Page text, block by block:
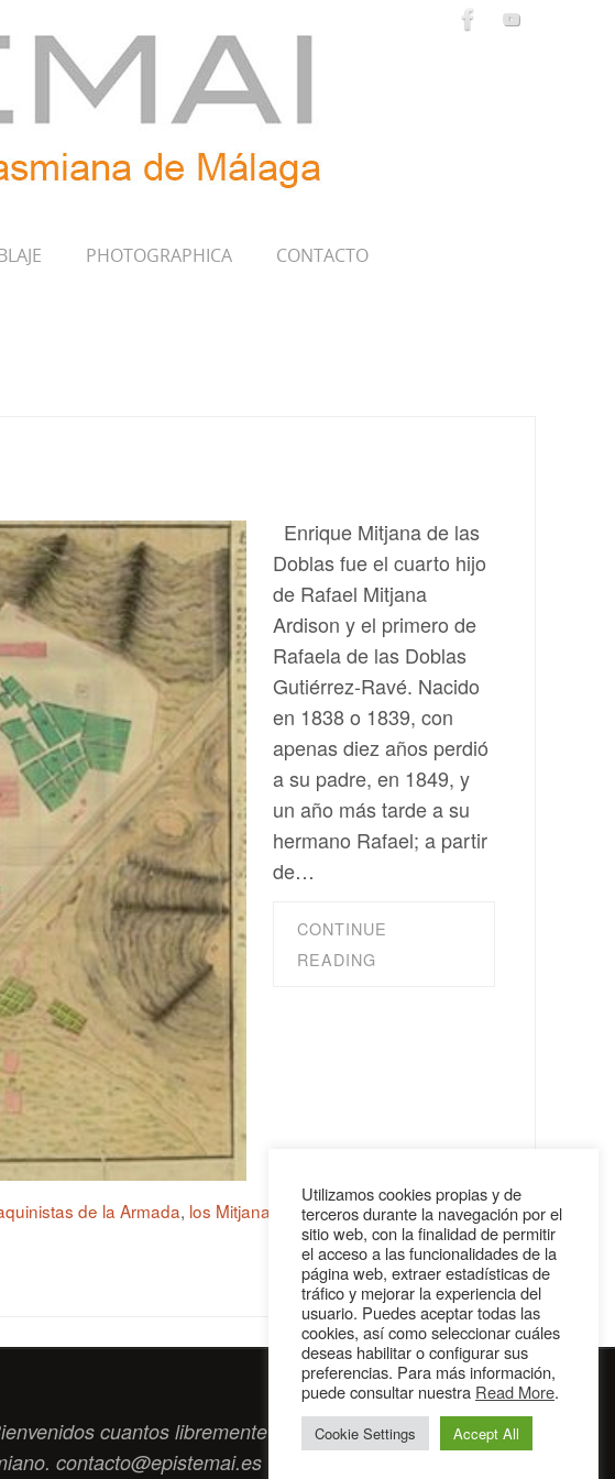
PHOTOGRAPHICA CONTACTO
Enrique Mitjana de las
Doblas fue el cuarto hijo
de Rafael Mitjana
Ardison y el primero de
Rafaela de las Doblas
Gutiérrez-Ravé. Nacido
en 1838 o 1839, con
apenas diez años perdió
a su padre, en 1849, y
un año más tarde a su
hermano Rafael; a partir
de…
CONTINUE
READING
de la Armada, los Mitjana y Málaga,Rafael Mitjana
cuantos libremente tengan algo que intercambiar
contacto@epistemai.es
Utilizamos cookies propias y de
terceros durante la navegación por el
sitio web, con la finalidad de permitir
el acceso a las funcionalidades de la
página web, extraer estadísticas de
tráfico y mejorar la experiencia del
usuario. Puedes aceptar todas las
cookies, así como seleccionar cuáles
deseas habilitar o configurar sus
preferencias. Para más información,
puede consultar nuestra Read More.
Cookie Settings Accept All